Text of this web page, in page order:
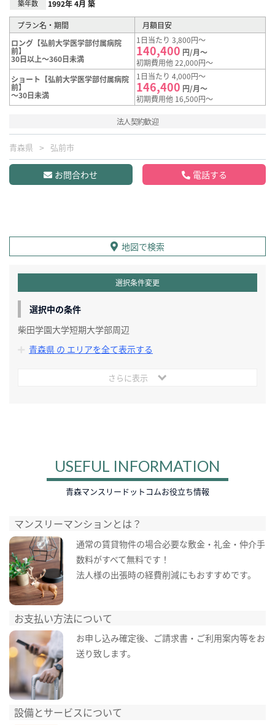
築年数 1992年 4月 築
プラン名・期間
月額目安
ロング【弘前大学医学部付属病院
前】
30日以上～360日未満
1日当たり 3,800円～
140,400 円/月～
初期費用他 22,000円～
ショート【弘前大学医学部付属病院
前】
～30日未満
1日当たり 4,000円～
146,400 円/月～
初期費用他 16,500円～
法人契約歓迎
青森県 弘前市
お問合わせ 電話する
地図で検索
選択条件変更
選択中の条件
柴田学園大学短期大学部周辺
青森県 の エリアを全て表示する
さらに表示
USEFUL INFORMATION
青森マンスリードットコムお役立ち情報
マンスリーマンションとは？
通常の賃貸物件の場合必要な敷金・礼金・仲介手
数料がすべて無料です！
法人様の出張時の経費削減にもおすすめです。
お支払い方法について
お申し込み確定後、ご請求書・ご利用案内等をお
送り致します。
設備とサービスについて